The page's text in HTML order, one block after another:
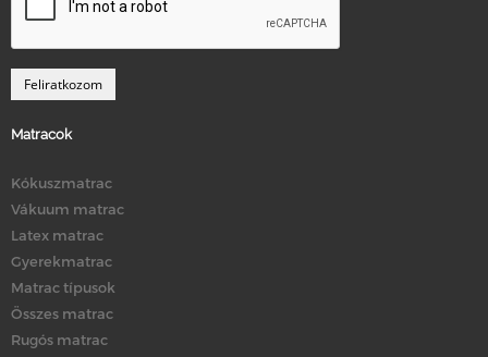
Matracok
Kókuszmatrac
Vákuum matrac
Latex matrac
Gyerekmatrac
Matrac típusok
Összes matrac
Rugós matrac